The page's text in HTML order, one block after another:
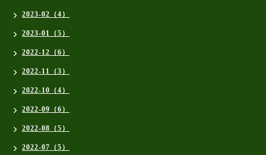
2023-02（4）
2023-01（5）
2022-12（6）
2022-11（3）
2022-10（4）
2022-09（6）
2022-08（5）
2022-07（5）